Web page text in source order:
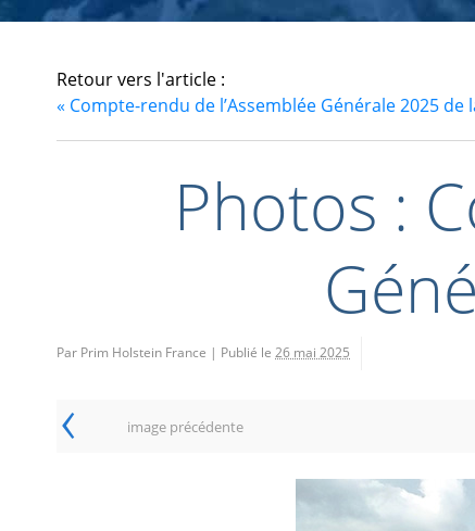
Retour vers l'article :
« Compte-rendu de l’Assemblée Générale 2025 de
Photos :
Par Prim Holstein France | Publié le 26 mai 2025
‹ image précédente